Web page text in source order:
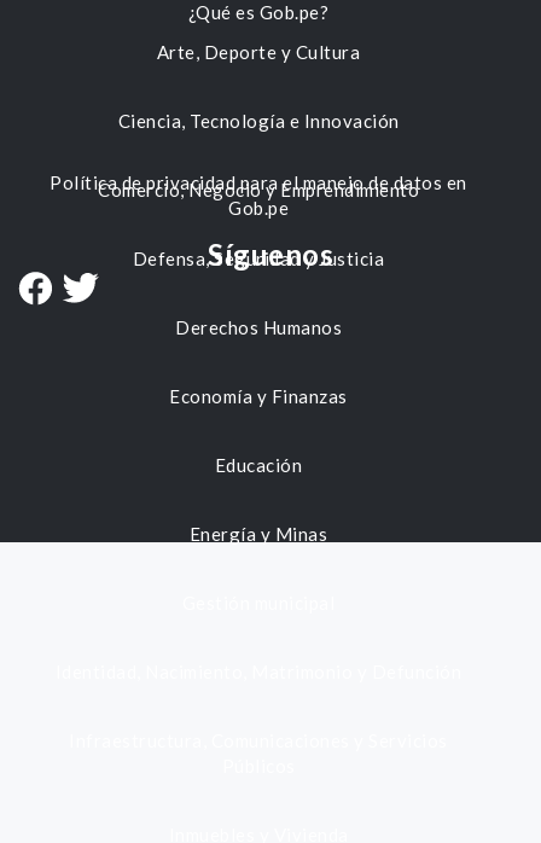
Arte, Deporte y Cultura
Ciencia, Tecnología e Innovación
Comercio, Negocio y Emprendimiento
Defensa, Seguridad y Justicia
Derechos Humanos
Economía y Finanzas
Educación
Energía y Minas
¿Qué es Gob.pe?
Política de privacidad para el manejo de datos en
Gob.pe
Síguenos